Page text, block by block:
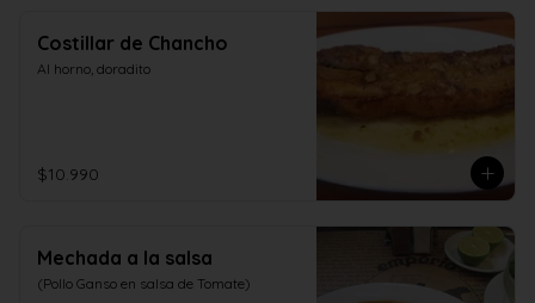
Costillar de Chancho
Al horno, doradito
$10.990
Mechada a la salsa
(Pollo Ganso en salsa de Tomate)